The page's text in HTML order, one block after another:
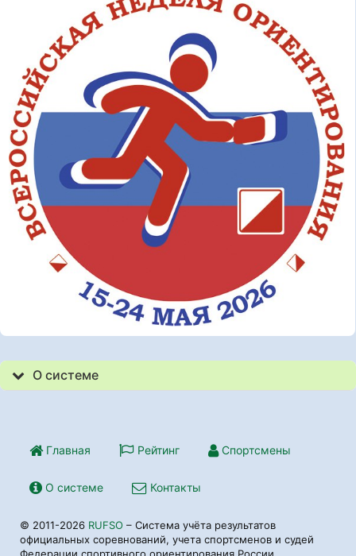
О системе
Главная Рейтинг Спортсмены
О системе Контакты
© 2011-2026 RUFSO – Система учёта результатов
официальных соревнований, учета спортсменов и судей